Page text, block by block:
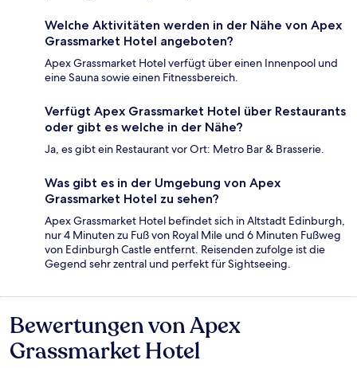
Welche Aktivitäten werden in der Nähe von Apex
Grassmarket Hotel angeboten?
Apex Grassmarket Hotel verfügt über einen Innenpool und
eine Sauna sowie einen Fitnessbereich.
Verfügt Apex Grassmarket Hotel über Restaurants
oder gibt es welche in der Nähe?
Ja, es gibt ein Restaurant vor Ort: Metro Bar & Brasserie.
Was gibt es in der Umgebung von Apex
Grassmarket Hotel zu sehen?
Apex Grassmarket Hotel befindet sich in Altstadt Edinburgh,
nur 4 Minuten zu Fuß von Royal Mile und 6 Minuten Fußweg
von Edinburgh Castle entfernt. Reisenden zufolge ist die
Gegend sehr zentral und perfekt für Sightseeing.
Bewertungen
Bewertungen von Apex
Grassmarket Hotel